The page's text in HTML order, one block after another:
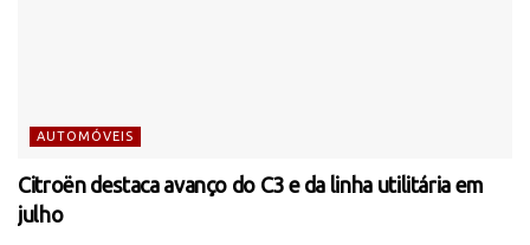
AUTOMÓVEIS
Citroën destaca avanço do C3 e da linha utilitária em
julho